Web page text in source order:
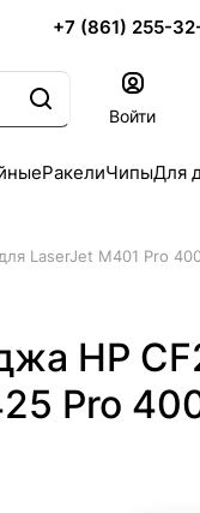
+7 (861) 255-
Войти
РакелиЧипыДля
LaserJet M401 Pro
HP
Pro